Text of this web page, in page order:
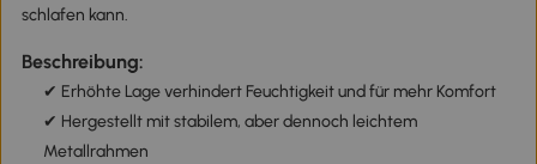
schlafen kann.
Beschreibung:
✔ Erhöhte Lage verhindert Feuchtigkeit und für mehr Komfort
✔ Hergestellt mit stabilem, aber dennoch leichtem
Metallrahmen